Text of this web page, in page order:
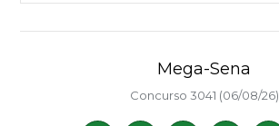
Mega-Sena
Concurso 3041 (06/08/26)